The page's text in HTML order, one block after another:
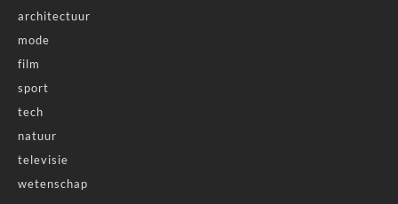
architectuur
mode
film
sport
tech
natuur
televisie
wetenschap